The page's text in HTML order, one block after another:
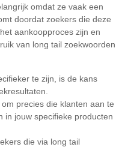
omdat ze vaak een
doordat zoekers die deze
aankoopproces zijn en
van long tail zoekwoorden
te zijn, is de kans
precies die klanten aan te
in jouw specifieke producten
die via long tail